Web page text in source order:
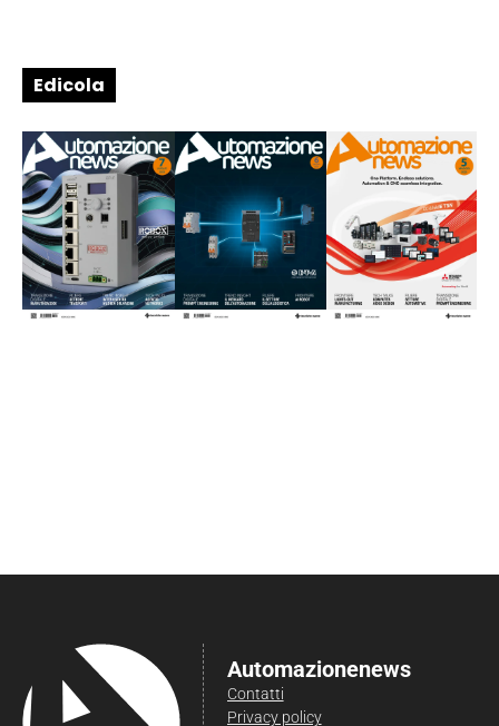
Edicola
Automazionenews
Contatti
Privacy policy